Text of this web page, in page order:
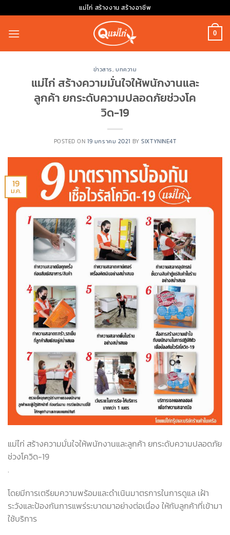
to
content
แม่ไก่ สร้างงาน สร้างอาชีพ
0
ข่าวสาร,บทความ
แม่ไก่ สร้างความมั่นใจให้พนักงานและ
ลูกค้า ยกระดับความปลอดภัยช่วงโค
วิด-19
POSTED ON19 มกราคม 2021 BYSIXTYNINE4T
19
ม.ค.
แม่ไก่ สร้างความมั่นใจให้พนักงานและลูกค้า ยกระดับความปลอดภัย
ช่วงโควิด-19
.
โดยมีการเตรียมความพร้อมและดำเนินมาตรการในการดูแล เฝ้า
ระวังและป้องกันการแพร่ระบาดมาอย่างต่อเนื่อง ให้กับลูกค้าที่เข้ามา
ใช้บริการ